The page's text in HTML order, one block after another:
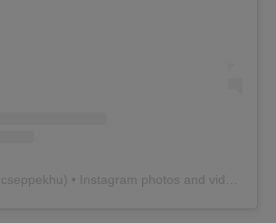
cseppekhu ) • Instagram photos and videos